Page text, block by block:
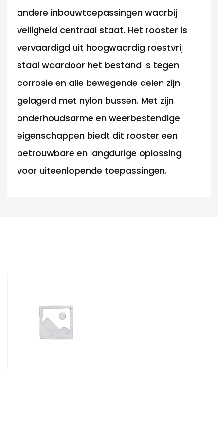
andere inbouwtoepassingen waarbij
veiligheid centraal staat. Het rooster is
vervaardigd uit hoogwaardig roestvrij
staal waardoor het bestand is tegen
corrosie en alle bewegende delen zijn
gelagerd met nylon bussen. Met zijn
onderhoudsarme en weerbestendige
eigenschappen biedt dit rooster een
betrouwbare en langdurige oplossing
voor uiteenlopende toepassingen.